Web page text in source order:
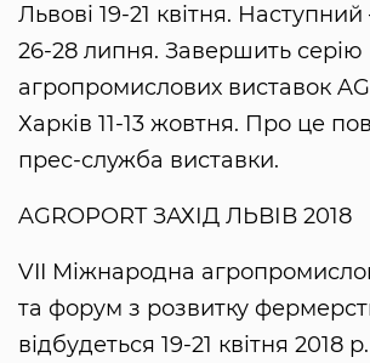
Львові 19-21 квітня.
26-28 липня. Завершить серію
агропромислових виставок
Харків 11-13 жовтня. Про це
прес-служба виставки.
AGROPORT ЗАХІД ЛЬВІВ 2018
VII Міжнародна
та форум з розвитку
відбудеться 19-21 квітня 2018